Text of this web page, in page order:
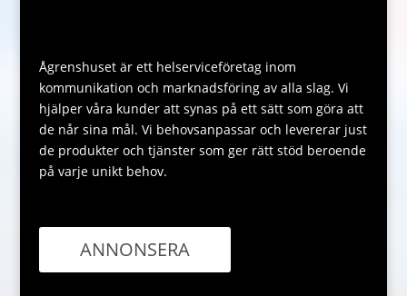
Ågrenshuset är ett helserviceföretag inom
kommunikation och marknadsföring av alla slag. Vi
hjälper våra kunder att synas på ett sätt som göra att
de når sina mål. Vi behovsanpassar och levererar just
de produkter och tjänster som ger rätt stöd beroende
på varje unikt behov.
ANNONSERA